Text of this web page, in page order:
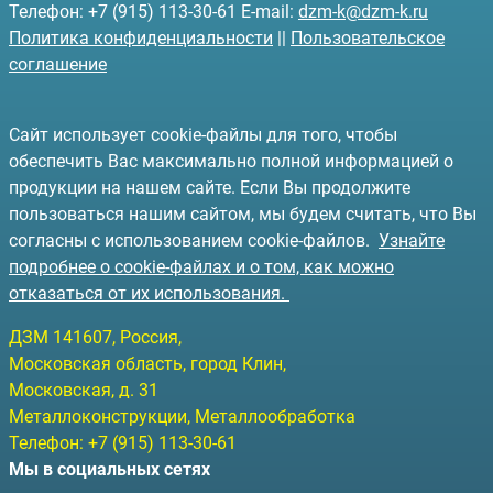
Телефон: +7 (915) 113-30-61 E-mail: dzm-k@dzm-k.ru
Политика конфиденциальности || Пользовательское
соглашение
Сайт использует cookie-файлы для того, чтобы
обеспечить Вас максимально полной информацией о
продукции на нашем сайте. Если Вы продолжите
пользоваться нашим сайтом, мы будем считать, что Вы
согласны с использованием cookie-файлов. Узнайте
подробнее о cookie-файлах и о том, как можно
отказаться от их использования.
ДЗМ 141607, Россия,
Московская область, город Клин,
Московская, д. 31
Металлоконструкции, Металлообработка
Телефон: +7 (915) 113-30-61
Мы в социальных сетях